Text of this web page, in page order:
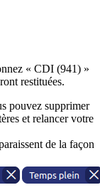
« CDI (941) »
restituées.
pouvez supprimer
et relancer votre
de la façon